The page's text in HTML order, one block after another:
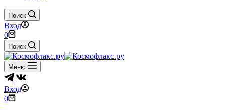
Поиск
Вход
Корзина
0
Поиск
Меню
Вход
Корзина
0